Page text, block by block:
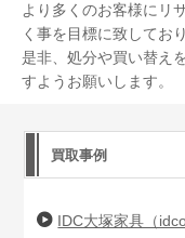
より多くのお客様にリ
く事を目標に致してお
是非、処分や買い替え
すようお願いします。
買取事例
IDC大塚家具（